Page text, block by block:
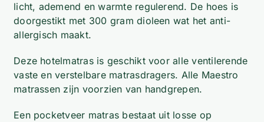
licht, ademend en warmte regulerend. De hoes is
doorgestikt met 300 gram dioleen wat het anti-
allergisch maakt.
Deze hotelmatras is geschikt voor alle ventilerende
vaste en verstelbare matrasdragers. Alle Maestro
matrassen zijn voorzien van handgrepen.
Een pocketveer matras bestaat uit losse op